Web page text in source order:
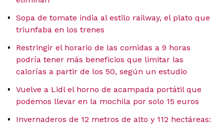
Sopa de tomate india al estilo railway, el plato que
triunfaba en los trenes
Restringir el horario de las comidas a 9 horas
podría tener más beneficios que limitar las
calorías a partir de los 50, según un estudio
Vuelve a Lidl el horno de acampada portátil que
podemos llevar en la mochila por solo 15 euros
Invernaderos de 12 metros de alto y 112 hectáreas: